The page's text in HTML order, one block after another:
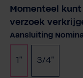
Momenteel
verzoek
Selecteer
Aansluiting
1" 3/4"